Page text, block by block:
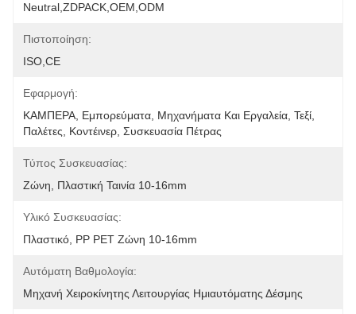
Neutral,ZDPACK,OEM,ODM
Πιστοποίηση:
ISO,CE
Εφαρμογή:
ΚΑΜΠΕΡΑ, Εμπορεύματα, Μηχανήματα Και Εργαλεία, Τεξί,
Παλέτες, Κοντέινερ, Συσκευασία Πέτρας
Τύπος Συσκευασίας:
Ζώνη, Πλαστική Ταινία 10-16mm
Υλικό Συσκευασίας:
Πλαστικό, PP PET Ζώνη 10-16mm
Αυτόματη Βαθμολογία:
Μηχανή Χειροκίνητης Λειτουργίας Ημιαυτόματης Δέσμης